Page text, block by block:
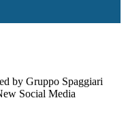
by Gruppo Spaggiari
Social Media